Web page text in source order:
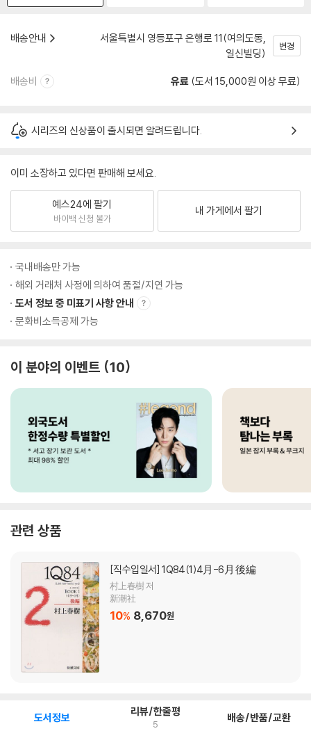
배송안내
서울특별시 영등포구 은행로 11(여의도동,
일신빌딩)
변경
배송비 유료 (도서 15,000원 이상 무료)
시리즈의 신상품이 출시되면 알려드립니다.
이미 소장하고 있다면 판매해 보세요.
예스24에 팔기
바이백 신청 불가
내 가게에서 팔기
국내배송만 가능
해외 거래처 사정에 의하여 품절/지연 가능
도서 정보 중 미표기 사항 안내
문화비소득공제 가능
이 분야의 이벤트 10
관련 상품
[직수입일서] 1Q84(1)4月-6月 後編
村上春樹 저
新潮社
10% 8,670원
도서정보 리뷰/한줄평
5 배송/반품/교환